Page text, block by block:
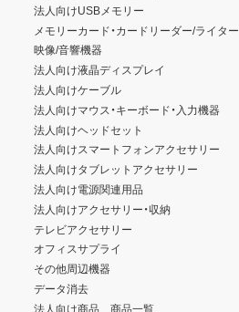
法人向けUSBメモリー
メモリーカード・カードリーダー/ライター
映像/音響機器
法人向け液晶ディスプレイ
法人向けケーブル
法人向けマウス・キーボード・入力機器
法人向けヘッドセット
法人向けスマートフォンアクセサリー
法人向けタブレットアクセサリー
法人向け電源関連用品
法人向けアクセサリー・収納
テレビアクセサリー
オフィスサプライ
その他周辺機器
データ消去
法人向け商品 商品一覧